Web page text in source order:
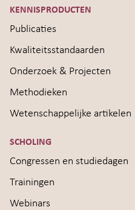
KENNISPRODUCTEN
Publicaties
Kwaliteitsstandaarden
Onderzoek & Projecten
Methodieken
Wetenschappelijke artikelen
SCHOLING
Congressen en studiedagen
Trainingen
Webinars